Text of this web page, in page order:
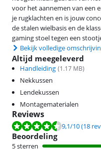
voor het aannemen van een
je rugklachten en is jouw
de stalen wielbasis en de
gaming stoel tegen een
Bekijk volledige
Altijd meegeleverd
Handleiding (1.17 MB)
Nekkussen
Lendekussen
Montagematerialen
Reviews
Beoordeling is 9,1 van de 10,
9,1/10(18
Beoordeling
5 sterren